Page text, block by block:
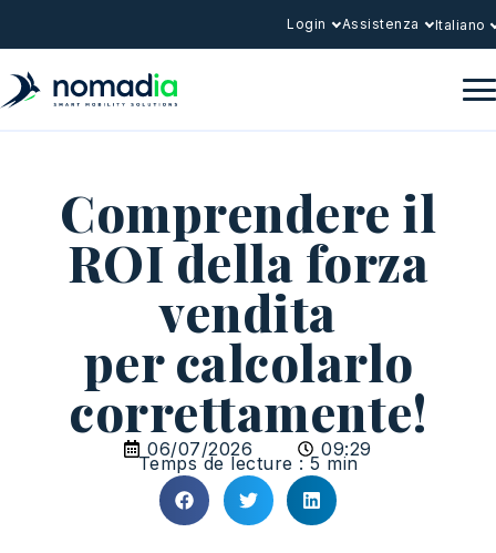
Login Assistenza Italiano
Comprendere il
ROI della forza
vendita
per calcolarlo
correttamente!
06/07/2026 09:29
Temps de lecture : 5 min